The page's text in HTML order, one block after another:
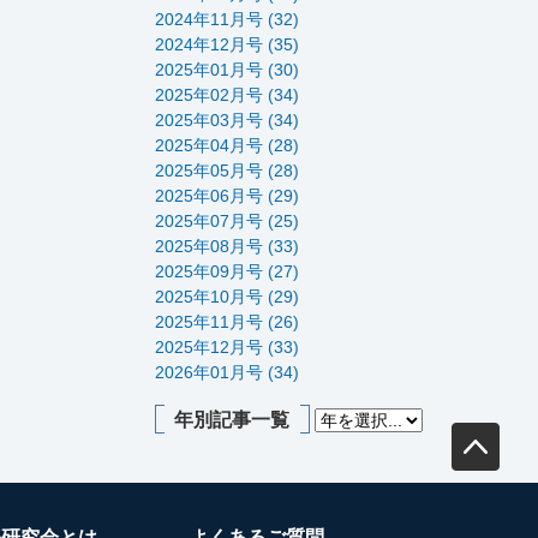
2024年11月号 (32)
2024年12月号 (35)
2025年01月号 (30)
2025年02月号 (34)
2025年03月号 (34)
2025年04月号 (28)
2025年05月号 (28)
2025年06月号 (29)
2025年07月号 (25)
2025年08月号 (33)
2025年09月号 (27)
2025年10月号 (29)
2025年11月号 (26)
2025年12月号 (33)
2026年01月号 (34)
年別記事一覧